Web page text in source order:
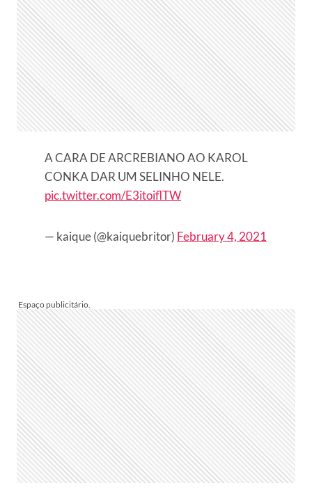
A CARA DE ARCREBIANO AO KAROL
CONKA DAR UM SELINHO NELE.
pic.twitter.com/E3itoiflTW
— kaique (@kaiquebritor) February 4, 2021